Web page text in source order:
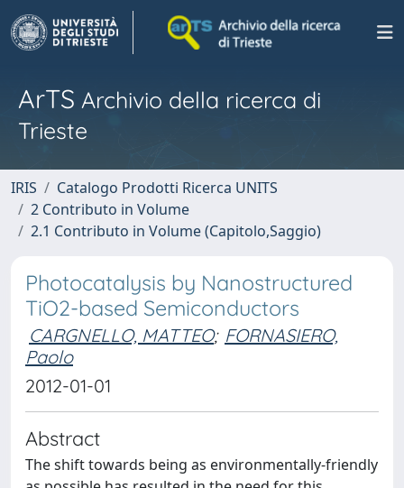
ArTS Archivio della ricerca di
Trieste
IRIS
Catalogo Prodotti Ricerca UNITS
2 Contributo in Volume
2.1 Contributo in Volume (Capitolo,Saggio)
Photocatalysis by Nanostructured
TiO2-based Semiconductors
CARGNELLO, MATTEO; FORNASIERO,
Paolo
2012-01-01
Abstract
The shift towards being as environmentally-friendly